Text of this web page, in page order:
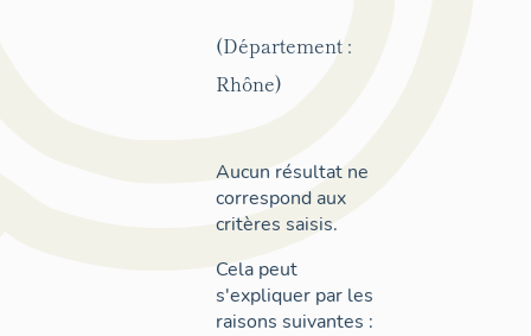
(Département :
Rhône)
Aucun résultat ne
correspond aux
critères saisis.
Cela peut
s'expliquer par les
raisons suivantes :